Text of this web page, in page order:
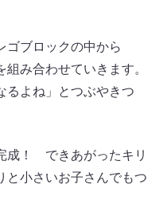
ゴブロックの中から
組み合わせていきます。
よね」とつぶやきつ
成！ できあがったキリ
と小さいお子さんでもつ